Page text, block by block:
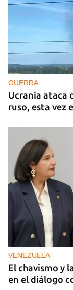
GUERRA
Ucrania ataca
ruso, esta vez
VENEZUELA
El chavismo y
en el diálogo